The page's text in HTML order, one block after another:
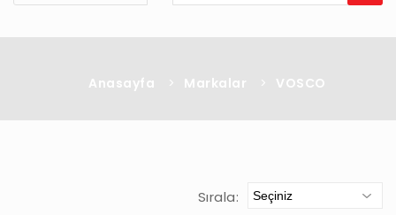
Anasayfa > Markalar > VOSCO
Sırala: